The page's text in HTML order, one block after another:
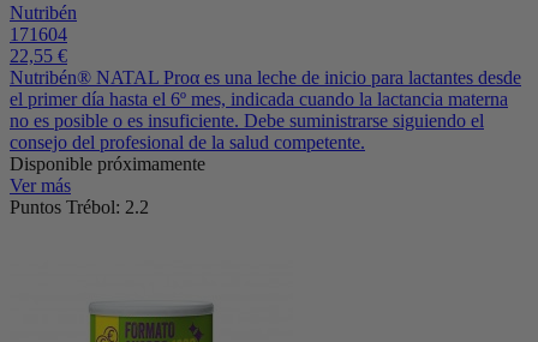
Nutribén
171604
22,55 €
Nutribén® NATAL Proα es una leche de inicio para lactantes desde
el primer día hasta el 6º mes, indicada cuando la lactancia materna
no es posible o es insuficiente. Debe suministrarse siguiendo el
consejo del profesional de la salud competente.
Disponible próximamente
Ver más
Puntos Trébol: 2.2